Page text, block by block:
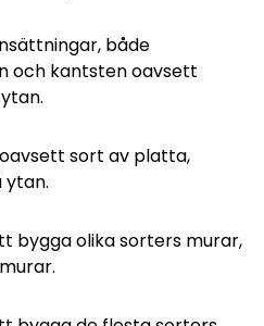
både
och kantsten oavsett
sort av platta,
ytan.
bygga olika sorters murar,